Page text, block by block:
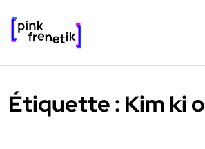
Étiquette : Kim ki o